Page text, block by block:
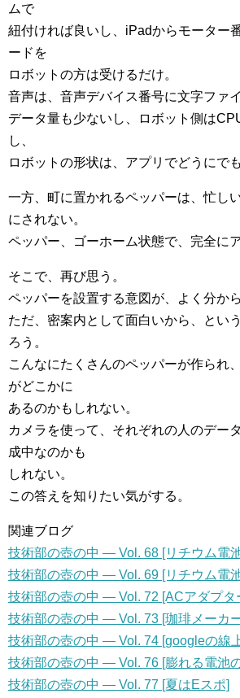
ムで
紐付ければ良いし、iPadからモーター
ードを
ロボットの方は受けるだけ。
音声は、音声デバイス番号に文字ファ
データ量も少ないし、ロボット側は
し、
ロボットの形状は、アプリでどうにで
一方、町に置かれるペッパーは、忙し
にされない。
ペッパー、ゴーホーム状態で、完全に
そこで、再び思う。
ペッパーを設置する意図が、よく分から
ただ、密案内として面白いから、とい
ろう。
こんなにたくさんのペッパーが作られ
がどこかに
あるのかもしれない。
カメラを使って、それぞれの人のデー
成中なのかも
しれない。
この答えを知りたい気がする。
関連ブログ
技術部の壺の中 — Vol. 68 [リチウム電
技術部の壺の中 — Vol. 69 [リチウム電
技術部の壺の中 — Vol. 72 [ACアダプタ
技術部の壺の中 — Vol. 73 [珈琲メーカ
技術部の壺の中 — Vol. 74 [googleの線
技術部の壺の中 — Vol. 76 [膨れる電池
技術部の壺の中 — Vol. 77 [夏はEスポ]